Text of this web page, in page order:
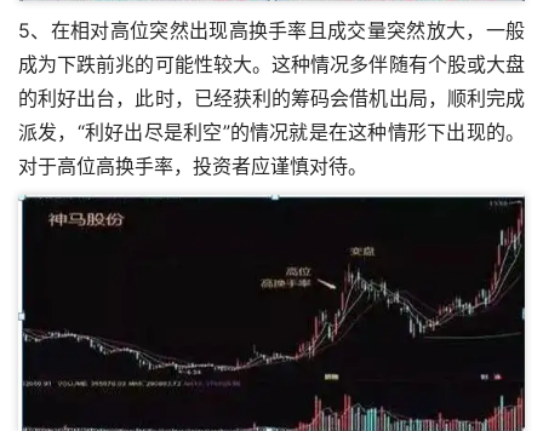
5、在相对高位突然出现高换手率且成交量突然放大，一般
成为下跌前兆的可能性较大。这种情况多伴随有个股或大盘
的利好出台，此时，已经获利的筹码会借机出局，顺利完成
派发，“利好出尽是利空”的情况就是在这种情形下出现的。
对于高位高换手率，投资者应谨慎对待。